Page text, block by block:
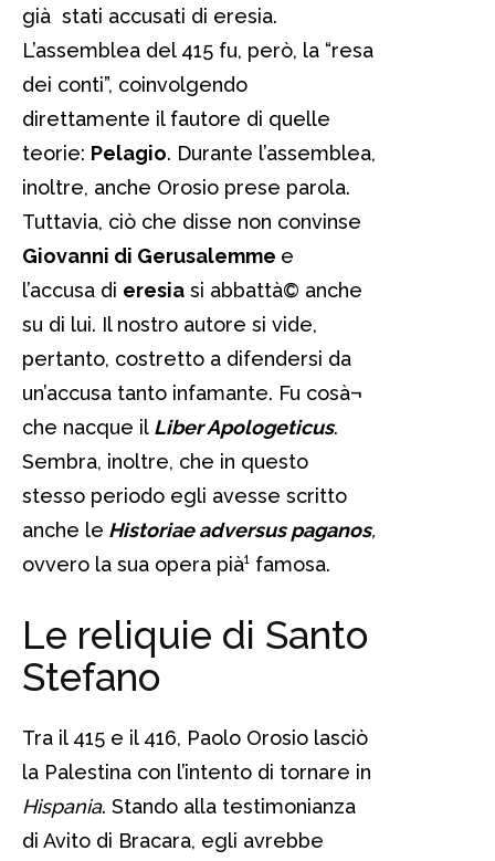
già stati accusati di eresia.
L’assemblea del 415 fu, però, la “resa
dei conti”, coinvolgendo
direttamente il fautore di quelle
teorie: Pelagio. Durante l’assemblea,
inoltre, anche Orosio prese parola.
Tuttavia, ciò che disse non convinse
Giovanni di Gerusalemme e
l’accusa di eresia si abbattà© anche
su di lui. Il nostro autore si vide,
pertanto, costretto a difendersi da
un’accusa tanto infamante. Fu cosà¬
che nacque il Liber Apologeticus.
Sembra, inoltre, che in questo
stesso periodo egli avesse scritto
anche le Historiae adversus paganos,
ovvero la sua opera pià¹ famosa.
Le reliquie di Santo
Stefano
Tra il 415 e il 416, Paolo Orosio lasciò
la Palestina con l’intento di tornare in
Hispania. Stando alla testimonianza
di Avito di Bracara, egli avrebbe